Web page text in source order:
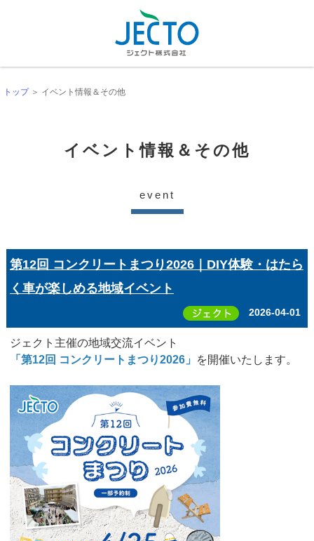
トップ＞ イベント情報＆その他
イベント情報＆その他
event
第12回 コンクリートまつり2026｜DIY体験・はたら
く車が楽しめる地域イベント
2026-04-01
ジェクト主催の地域交流イベント
「第12回 コンクリートまつり2026」 を開催いたします。